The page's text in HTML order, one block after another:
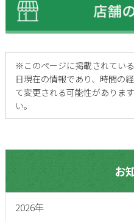
※ このページに掲載されてい
日現在の情報であり、時間の
て変更される可能性がありま
い。
お
2026年